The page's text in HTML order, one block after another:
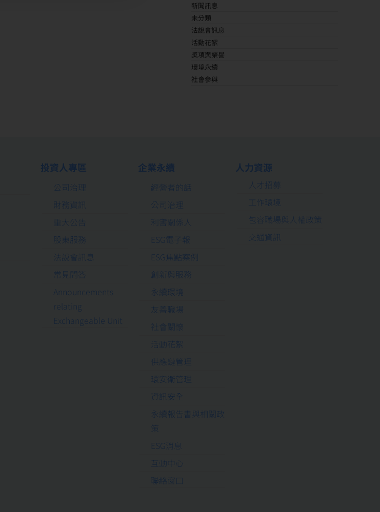
新聞訊息
未分類
法說會訊息
活動花絮
獎項與榮譽
環境永續
社會參與
投資人專區
公司治理
財務資訊
重大公告
股東服務
法說會訊息
常見問答
Announcements
relating
Exchangeable Unit
企業永續
經營者的話
公司治理
利害關係人
ESG電子報
ESG焦點案例
創新與服務
永續環境
友善職場
社會關懷
活動花絮
供應鏈管理
環安衛管理
資訊安全
永續報告書與相關政
策
ESG消息
互動中心
聯絡窗口
人力資源
人才招募
工作環境
包容職場與人權政策
交通資訊